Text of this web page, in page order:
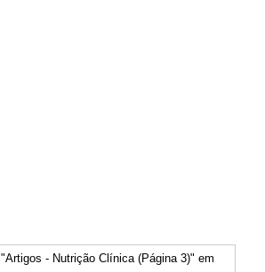
- Nutrição Clínica (Página 3)" em